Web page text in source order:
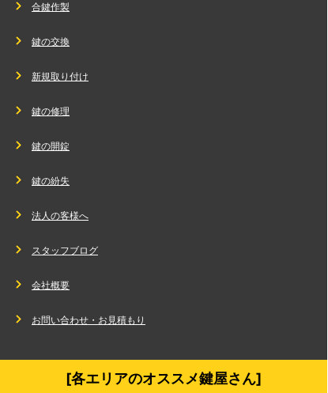
合鍵作製
鍵の交換
新規取り付け
鍵の修理
鍵の開錠
鍵の紛失
法人の客様へ
スタッフブログ
会社概要
お問い合わせ・お見積もり
[各エリアのオススメ鍵屋さん]